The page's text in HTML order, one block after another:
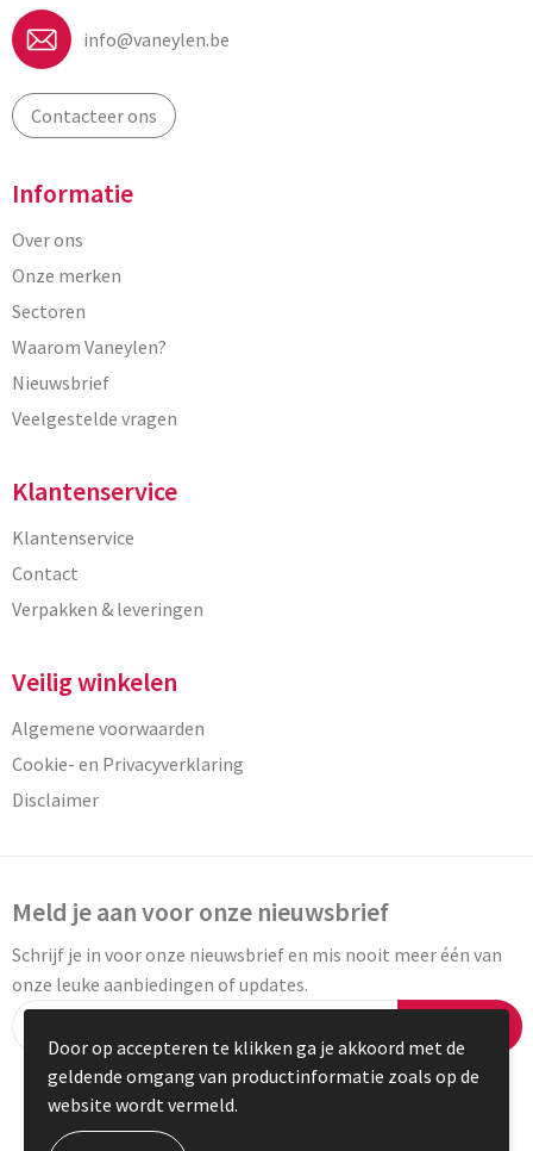
info@vaneylen.be
Contacteer ons
Informatie
Over ons
Onze merken
Sectoren
Waarom Vaneylen?
Nieuwsbrief
Veelgestelde vragen
Klantenservice
Klantenservice
Contact
Verpakken & leveringen
Veilig winkelen
Algemene voorwaarden
Cookie- en Privacyverklaring
Disclaimer
Meld je aan voor onze nieuwsbrief
Schrijf je in voor onze nieuwsbrief en mis nooit meer één van
onze leuke aanbiedingen of updates.
© Copyright Vaneylen 2023
Door op accepteren te klikken ga je akkoord met de
geldende omgang van productinformatie zoals op de
website wordt vermeld.